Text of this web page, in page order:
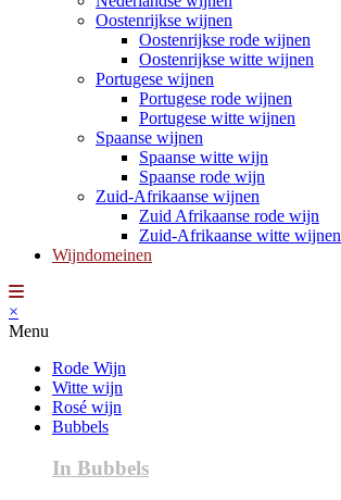
Oostenrijkse wijnen
Oostenrijkse rode wijnen
Oostenrijkse witte wijnen
Portugese wijnen
Portugese rode wijnen
Portugese witte wijnen
Spaanse wijnen
Spaanse witte wijn
Spaanse rode wijn
Zuid-Afrikaanse wijnen
Zuid Afrikaanse rode wijn
Zuid-Afrikaanse witte wijnen
Wijndomeinen
×
Menu
Rode Wijn
Witte wijn
Rosé wijn
Bubbels
In Bubbels